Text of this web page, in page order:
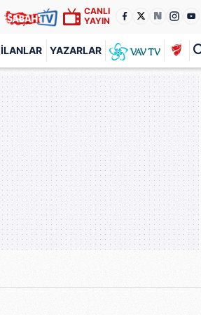
CANLI
YAYIN
YAZARLAR